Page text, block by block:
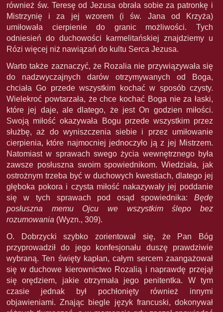
również św. Teresę od Jezusa obrała sobie za patronkę i
Mistrzynię i za jej wzorem (i św. Jana od Krzyża)
umiłowała cierpienie do granic możliwości. Tych
odniesień do duchowości karmelitańskiej znajdziemy u
Rózi więcej niż nawiązań do kultu Serca Jezusa.
Warto także zaznaczyć, że Rozalia nie przywiązywała się
do nadzwyczajnych darów otrzymywanych od Boga,
chciała Go przede wszystkim kochać w sposób czysty.
Wielekroć powtarzała, że chce kochać Boga nie za łaski,
które jej daje, ale dlatego, że jest On godzien miłości.
Swoją miłość okazywała Bogu przede wszystkim przez
służbę, aż do wyniszczenia siebie i przez umiłowanie
cierpienia, które najmocniej jednoczyło ją z jej Mistrzem.
Natomiast w sprawach swego życia wewnętrznego była
zawsze posłuszna swoim spowiednikom. Wiedziała, jak
ostrożnym trzeba być w duchowych kwestiach, dlatego jej
głęboka pokora i czysta miłość nakazywały jej poddanie
się w tych sprawach pod osąd spowiednika: Będę
posłuszna memu Ojcu we wszystkim ślepo bez
rozumowania (Wyzn., 309).
O. Dobrzycki szybko zorientował się, że Pan Bóg
przyprowadził do jego konfesjonału duszę prawdziwie
wybraną. Ten święty kapłan, całym sercem zaangażował
się w duchowe kierownictwo Rozalią i naprawdę przejął
się orędziem, jakie otrzymała jego penitentka. W tym
czasie jednak był pochłonięty również innymi
objawieniami. Znając biegle język francuski, dokonywał